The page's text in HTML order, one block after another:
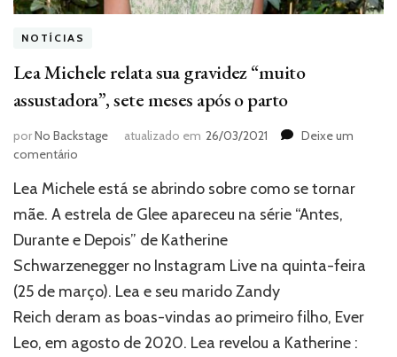
NOTÍCIAS
Lea Michele relata sua gravidez “muito
assustadora”, sete meses após o parto
porNo Backstage atualizado em 26/03/2021
Deixe um
comentário
Michele
relata
gravidez
“muito
assustadora”,
sete
meses
após
Lea Michele está se abrindo sobre como se tornar
mãe. A estrela de Glee apareceu na série “Antes,
Durante e Depois” de Katherine
Schwarzenegger no Instagram Live na quinta-feira
(25 de março). Lea e seu marido Zandy
Reich deram as boas-vindas ao primeiro filho, Ever
Leo, em agosto de 2020. Lea revelou a Katherine :